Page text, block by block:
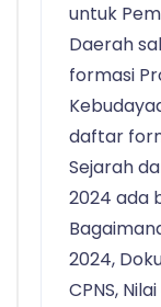
untuk
Daerah
formasi
daftar
Sejarah
2024 ada
2024,
CPNS,